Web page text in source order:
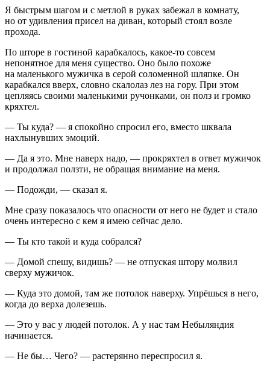
Я быстрым шагом и с метлой в руках забежал в комнату,
но от удивления присел на диван, который стоял возле
прохода.
По шторе в гостиной карабкалось, какое-то совсем
непонятное для меня существо. Оно было похоже
на маленького мужичка в серой соломенной шляпке. Он
карабкался вверх, словно скалолаз лез на гору. При этом
цепляясь своими маленькими ручонками, он полз и громко
кряхтел.
— Ты куда? — я спокойно спросил его, вместо шквала
нахлынувших эмоций.
— Да я это. Мне наверх надо, — прокряхтел в ответ мужичок
и продолжал ползти, не обращая внимание на меня.
— Подожди, — сказал я.
Мне сразу показалось что опасности от него не будет и стало
очень интересно с кем я имею сейчас дело.
— Ты кто такой и куда собрался?
— Домой спешу, видишь? — не отпуская штору молвил
сверху мужичок.
— Куда это домой, там же потолок наверху. Упрёшься в него,
когда до верха долезешь.
— Это у вас у людей потолок. А у нас там Небыляндия
начинается.
— Не бы… Чего? — растерянно переспросил я.